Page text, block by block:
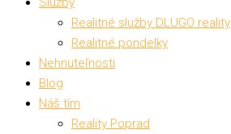
Realitné služby DLUGO reality
Realitné pondelky
Nehnuteľnosti
Blog
Náš tím
Reality Poprad